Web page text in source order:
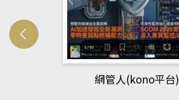
網管人(kono平台)